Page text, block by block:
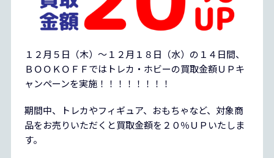
１２月５日（木）～１２月１８日（水）の１４日間、
ＢＯＯＫＯＦＦではトレカ・ホビーの買取金額ＵＰキ
ャンペーンを実施！！！！！！！！
期間中、トレカやフィギュア、おもちゃなど、対象商
品をお売りいただくと買取金額を２０％ＵＰいたしま
す。